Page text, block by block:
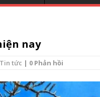
nay
Tin tức | 0 Phản hồi